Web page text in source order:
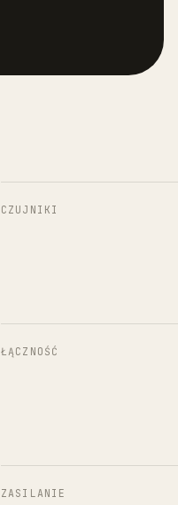
CZUJNIKI
ŁĄCZNOŚĆ
ZASILANIE